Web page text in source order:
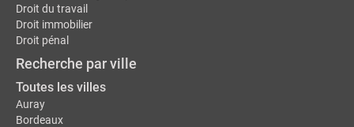
Droit du travail
Droit immobilier
Droit pénal
Recherche par ville
Toutes les villes
Auray
Bordeaux